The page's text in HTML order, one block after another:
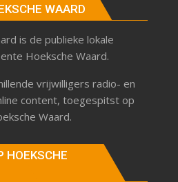
WAARD
is de publieke lokale
Hoeksche Waard.
vrijwilligers radio- en
content, toegespitst op
Waard.
HOEKSCHE